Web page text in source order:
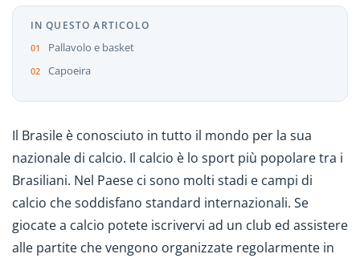
IN QUESTO ARTICOLO
Pallavolo e basket
Capoeira
Il Brasile è conosciuto in tutto il mondo per la sua
nazionale di calcio. Il calcio è lo sport più popolare tra i
Brasiliani. Nel Paese ci sono molti stadi e campi di
calcio che soddisfano standard internazionali. Se
giocate a calcio potete iscrivervi ad un club ed assistere
alle partite che vengono organizzate regolarmente in